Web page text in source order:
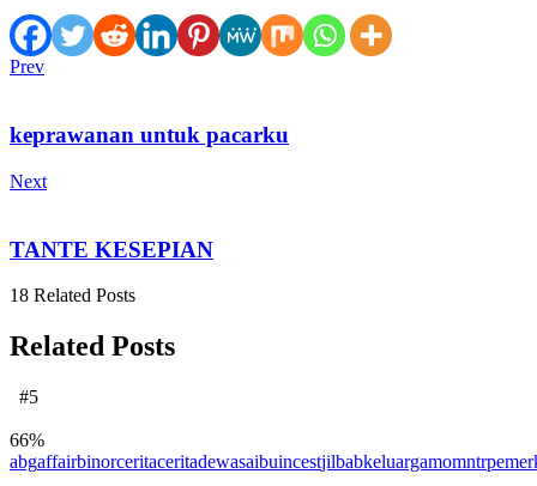
Prev
keprawanan untuk pacarku
Next
TANTE KESEPIAN
18 Related Posts
Related Posts
#5
66%
abgaffairbinorceritaceritadewasaibuincestjilbabkeluargamomntr